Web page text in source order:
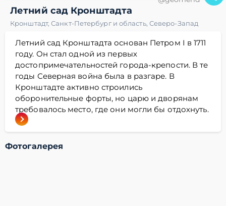
Летний сад Кронштадта
Кронштадт,Санкт-Петербург и область, Северо-Запад
Летний сад Кронштадта основан Петром I в 1711
году. Он стал одной из первых
достопримечательностей города-крепости. В те
годы Северная война была в разгаре. В
Кронштадте активно строились
оборонительные форты, но царю и дворянам
требовалось место, где они могли бы отдохнуть.
Фотогалерея